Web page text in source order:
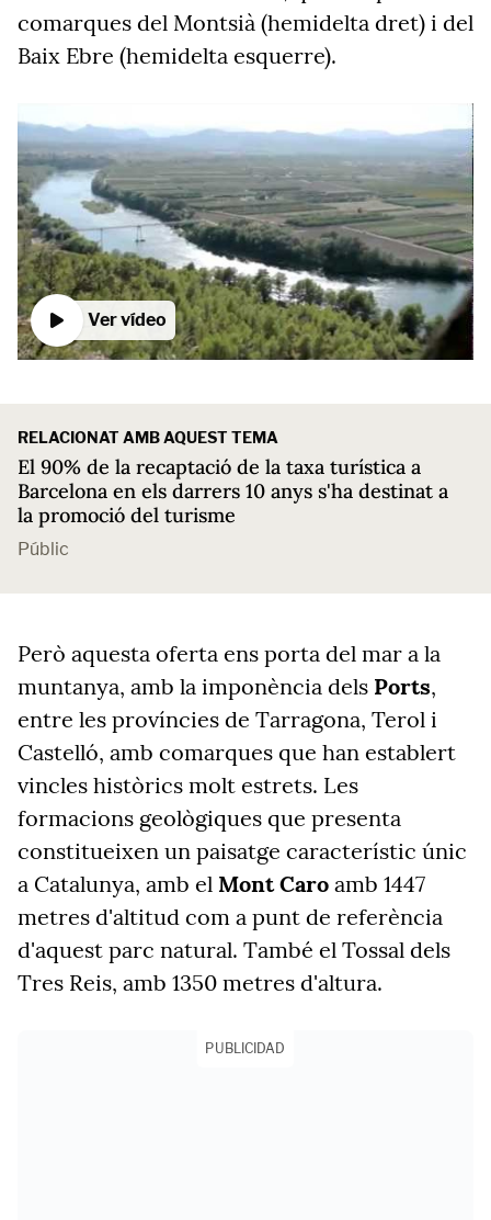
comarques del Montsià (hemidelta dret) i del
Baix Ebre (hemidelta esquerre).
Ver vídeo
RELACIONAT AMB AQUEST TEMA
El 90% de la recaptació de la taxa turística a
Barcelona en els darrers 10 anys s'ha destinat a
la promoció del turisme
Públic
Però aquesta oferta ens porta del mar a la
muntanya, amb la imponència dels Ports,
entre les províncies de Tarragona, Terol i
Castelló, amb comarques que han establert
vincles històrics molt estrets. Les
formacions geològiques que presenta
constitueixen un paisatge característic únic
a Catalunya, amb el Mont Caro amb 1447
metres d'altitud com a punt de referència
d'aquest parc natural. També el Tossal dels
Tres Reis, amb 1350 metres d'altura.
PUBLICIDAD